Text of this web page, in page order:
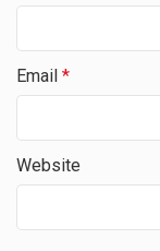
Email *
Website